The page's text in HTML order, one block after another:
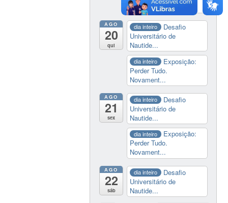
Novament...
AGO
20
qui
dia inteiro
Desafio
Universitário de
Nautide...
dia inteiro
Exposição:
Perder Tudo.
Novament...
AGO
21
sex
dia inteiro
Desafio
Universitário de
Nautide...
dia inteiro
Exposição:
Perder Tudo.
Novament...
AGO
22
sáb
dia inteiro
Desafio
Universitário de
Nautide...